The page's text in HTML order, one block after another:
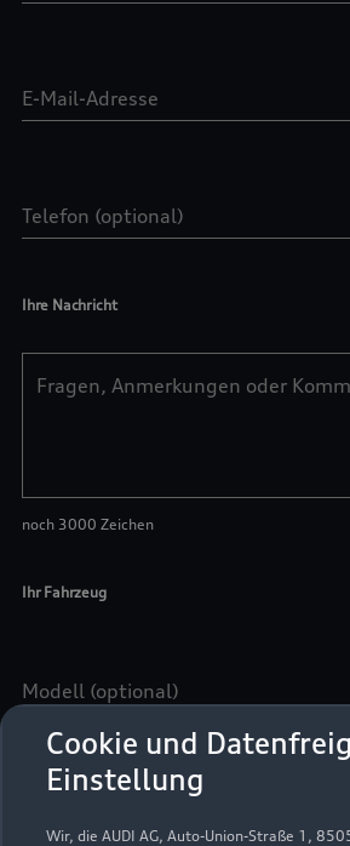
Cookie und
Einstellung
Wir, die AUDI AG, Auto-Union-Straße 1,